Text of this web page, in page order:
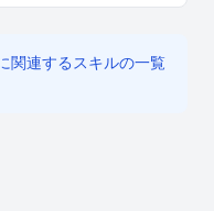
関連するスキルの一覧